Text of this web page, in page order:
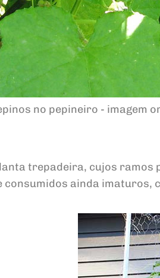
no pepineiro - imagem
trepadeira, cujos ramos
consumidos ainda imaturos,